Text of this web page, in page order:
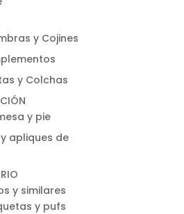
y Cojines
y Colchas
y pie
apliques de
y similares
y pufs